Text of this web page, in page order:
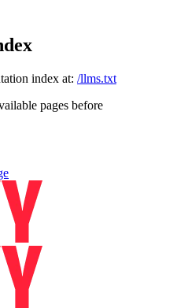
index at: /llms.txt
pages before